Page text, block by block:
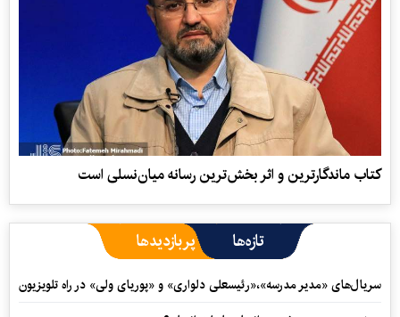
کتاب ماندگارترین و اثر بخش‌ترین رسانه میان‌نسلی است
تازه‌ها پربازدیدها
سریال‌های «مدیر مدرسه»،«رئیسعلی دلواری» و «پوریای ولی» در راه تلویزیون